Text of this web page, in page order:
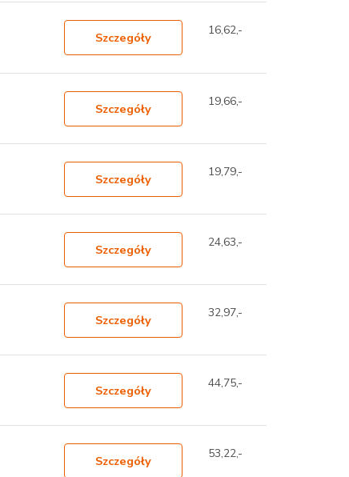
Szczegóły 16,62,-
Szczegóły 19,66,-
Szczegóły 19,79,-
Szczegóły 24,63,-
Szczegóły 32,97,-
Szczegóły 44,75,-
Szczegóły 53,22,-